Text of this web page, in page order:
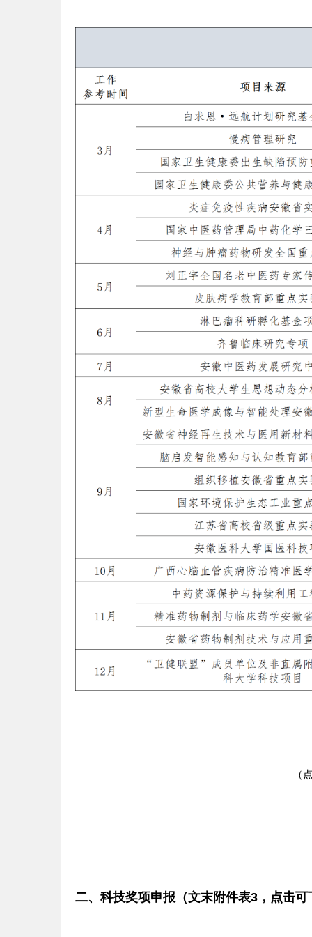
（
二、科技奖项申报（文末附件表3，点击可